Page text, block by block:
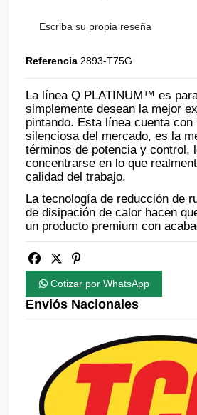
Escriba su propia reseña
Referencia 2893-T75G
La línea Q PLATINUM™ es
simplemente desean la mejor
pintando. Esta línea cuenta con
silenciosa del mercado, es la
términos de potencia y control,
concentrarse en lo que
calidad del trabajo.
La tecnología de reducción de
de disipación de calor hacen
un producto premium con
Cotizar por WhatsApp
Enviós Nacionales